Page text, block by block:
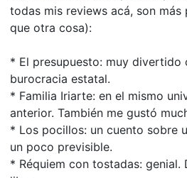
todas mis reviews acá, son
que otra cosa):
* El presupuesto: muy divertido
burocracia estatal.
* Familia Iriarte: en el mismo
anterior. También me gustó
* Los pocillos: un cuento sobre
un poco previsible.
* Réquiem con tostadas: genial.